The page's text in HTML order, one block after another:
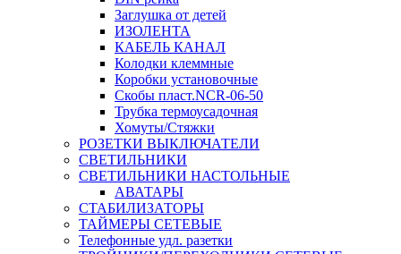
Заглушка от детей
ИЗОЛЕНТА
КАБЕЛЬ КАНАЛ
Колодки клеммные
Коробки установочные
Скобы пласт.NCR-06-50
Трубка термоусадочная
Хомуты/Стяжки
РОЗЕТКИ ВЫКЛЮЧАТЕЛИ
СВЕТИЛЬНИКИ
СВЕТИЛЬНИКИ НАСТОЛЬНЫЕ
АВАТАРЫ
СТАБИЛИЗАТОРЫ
ТАЙМЕРЫ СЕТЕВЫЕ
Телефонные удл. разетки